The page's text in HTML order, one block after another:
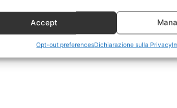
Accept
Opt-out preferencesDichiarazione sulla Privacy